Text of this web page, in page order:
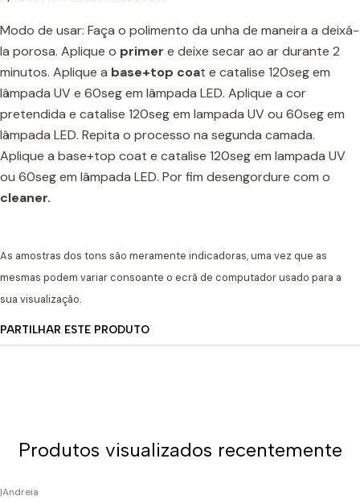
Modo de usar: Faça o polimento da unha de maneira a deixá-
la porosa. Aplique o primer e deixe secar ao ar durante 2
minutos. Aplique a base+top coat e catalise 120seg em
lâmpada UV e 60seg em lâmpada LED. Aplique a cor
pretendida e catalise 120seg em lampada UV ou 60seg em
lâmpada LED. Repita o processo na segunda camada.
Aplique a base+top coat e catalise 120seg em lampada UV
ou 60seg em lâmpada LED. Por fim desengordure com o
cleaner.
As amostras dos tons são meramente indicadoras, uma vez que as
mesmas podem variar consoante o ecrã de computador usado para a
sua visualização.
PARTILHAR ESTE PRODUTO
Produtos visualizados recentemente
|Andreia